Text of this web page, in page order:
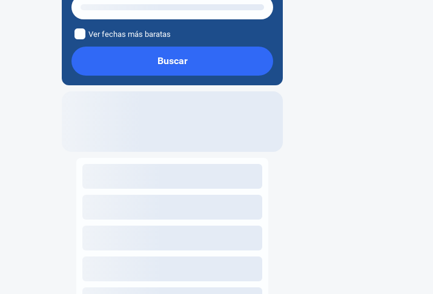
Ver fechas más baratas
Buscar